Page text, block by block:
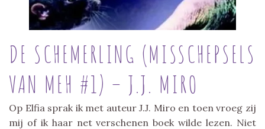
DE SCHEMERLING (MISSCHEPSELS
VAN MEH #1) – J.J. MIRO
Op Elfia sprak ik met auteur J.J. Miro en toen vroeg zij
mij of ik haar net verschenen boek wilde lezen. Niet